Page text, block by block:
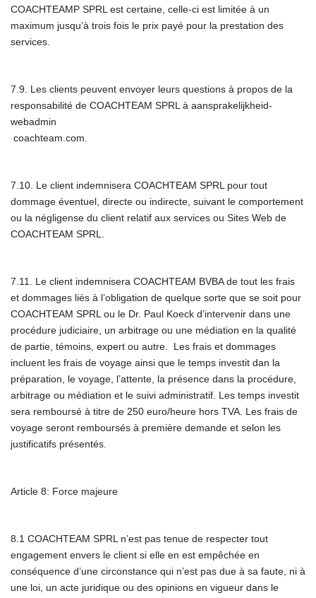
COACHTEAMP SPRL est certaine, celle-ci est limitée à un
maximum jusqu’à trois fois le prix payé pour la prestation des
services.
7.9. Les clients peuvent envoyer leurs questions à propos de la
responsabilité de COACHTEAM SPRL à aansprakelijkheid-
webadmin
coachteam.com
7.10. Le client indemnisera COACHTEAM SPRL pour tout
dommage éventuel, directe ou indirecte, suivant le comportement
ou la négligense du client relatif aux services ou Sites Web de
COACHTEAM SPRL.
7.11.
Le client indemnisera COACHTEAM BVBA de tout les frais
et dommages liés à l’obligation de quelque sorte que se soit pour
COACHTEAM SPRL ou le Dr. Paul Koeck d’intervenir dans une
procédure judiciaire, un arbitrage ou une médiation en la qualité
de partie, témoins, expert ou autre. Les frais et dommages
incluent les frais de voyage ainsi que le temps investit dan la
préparation, le voyage, l’attente, la présence dans la procédure,
arbitrage ou médiation et le suivi administratif. Les temps investit
sera remboursé à titre de 250 euro/heure hors TVA. Les frais de
voyage seront remboursés à première demande et selon les
justificatifs présentés.
Article 8: Force majeure
8.1 COACHTEAM SPRL n’est pas tenue de respecter tout
engagement envers le client si elle en est empêchée en
conséquence d’une circonstance qui n’est pas due à sa faute, ni à
une loi, un acte juridique ou des opinions en vigueur dans le